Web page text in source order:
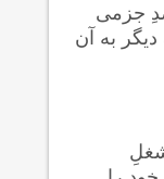
جزمی
به آن
شغلِ